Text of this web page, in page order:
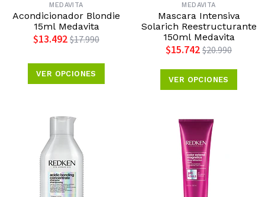
MEDAVITA
Acondicionador Blondie
15ml Medavita
$13.492 $17.990
VER OPCIONES
MEDAVITA
Mascara Intensiva
Solarich Reestructurante
150ml Medavita
$15.742 $20.990
VER OPCIONES